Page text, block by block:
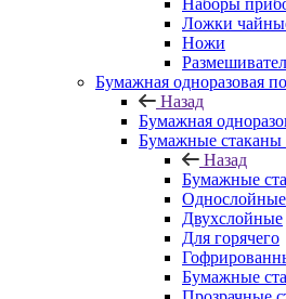
Наборы
Ложки
Ножи
Бумажная одноразовая
Назад
Бумажная
Бумажные стаканы
Назад
Бумажные
Однослойные
Двухслойные
Для горячего
Бумажные